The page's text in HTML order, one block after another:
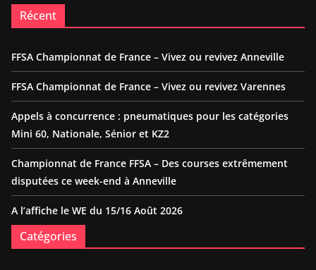
Récent
FFSA Championnat de France – Vivez ou revivez Anneville
FFSA Championnat de France – Vivez ou revivez Varennes
Appels à concurrence : pneumatiques pour les catégories
Mini 60, Nationale, Sénior et KZ2
Championnat de France FFSA – Des courses extrêmement
disputées ce week-end à Anneville
A l’affiche le WE du 15/16 Août 2026
Catégories